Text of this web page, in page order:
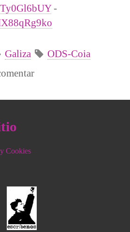
-
Galiza
ODS-Coia
Cookies